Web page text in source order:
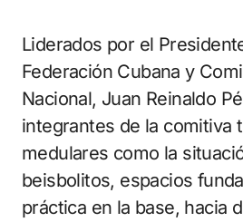
Liderados por el
Federación Cubana y
Nacional, Juan Reinaldo
integrantes de la comitiva
medulares como la
beisbolitos, espacios
práctica en la base, hacia